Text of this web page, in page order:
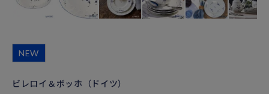
NEW
ビレロイ＆ボッホ（ドイツ）